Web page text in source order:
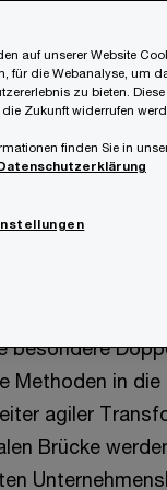
auf
nur in der
wir
besondere
Methoden in
agiler
Brücke
auf unserer Website
für die Webanalyse, um
zu bieten.
Zukunft widerrufen
finden Sie in